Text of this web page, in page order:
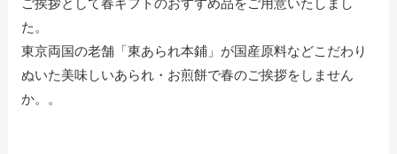
ご挨拶として春ギフトのおすすめ品をご用意いたしまし
た。
東京両国の老舗「東あられ本鋪」が国産原料などこだわり
ぬいた美味しいあられ・お煎餅で春のご挨拶をしません
か。。